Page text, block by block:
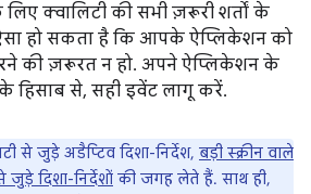
क्वालिटी की सभी ज़रूरी शर्तों के
हो सकता है कि आपके ऐप्लिकेशन को
की ज़रूरत न हो. अपने ऐप्लिकेशन के
हिसाब से, सही इवेंट लागू करें.
से जुड़े अडैप्टिव दिशा-निर्देश, बड़ी स्क्रीन वाले
दिशा-निर्देशों की जगह लेते हैं. साथ ही,